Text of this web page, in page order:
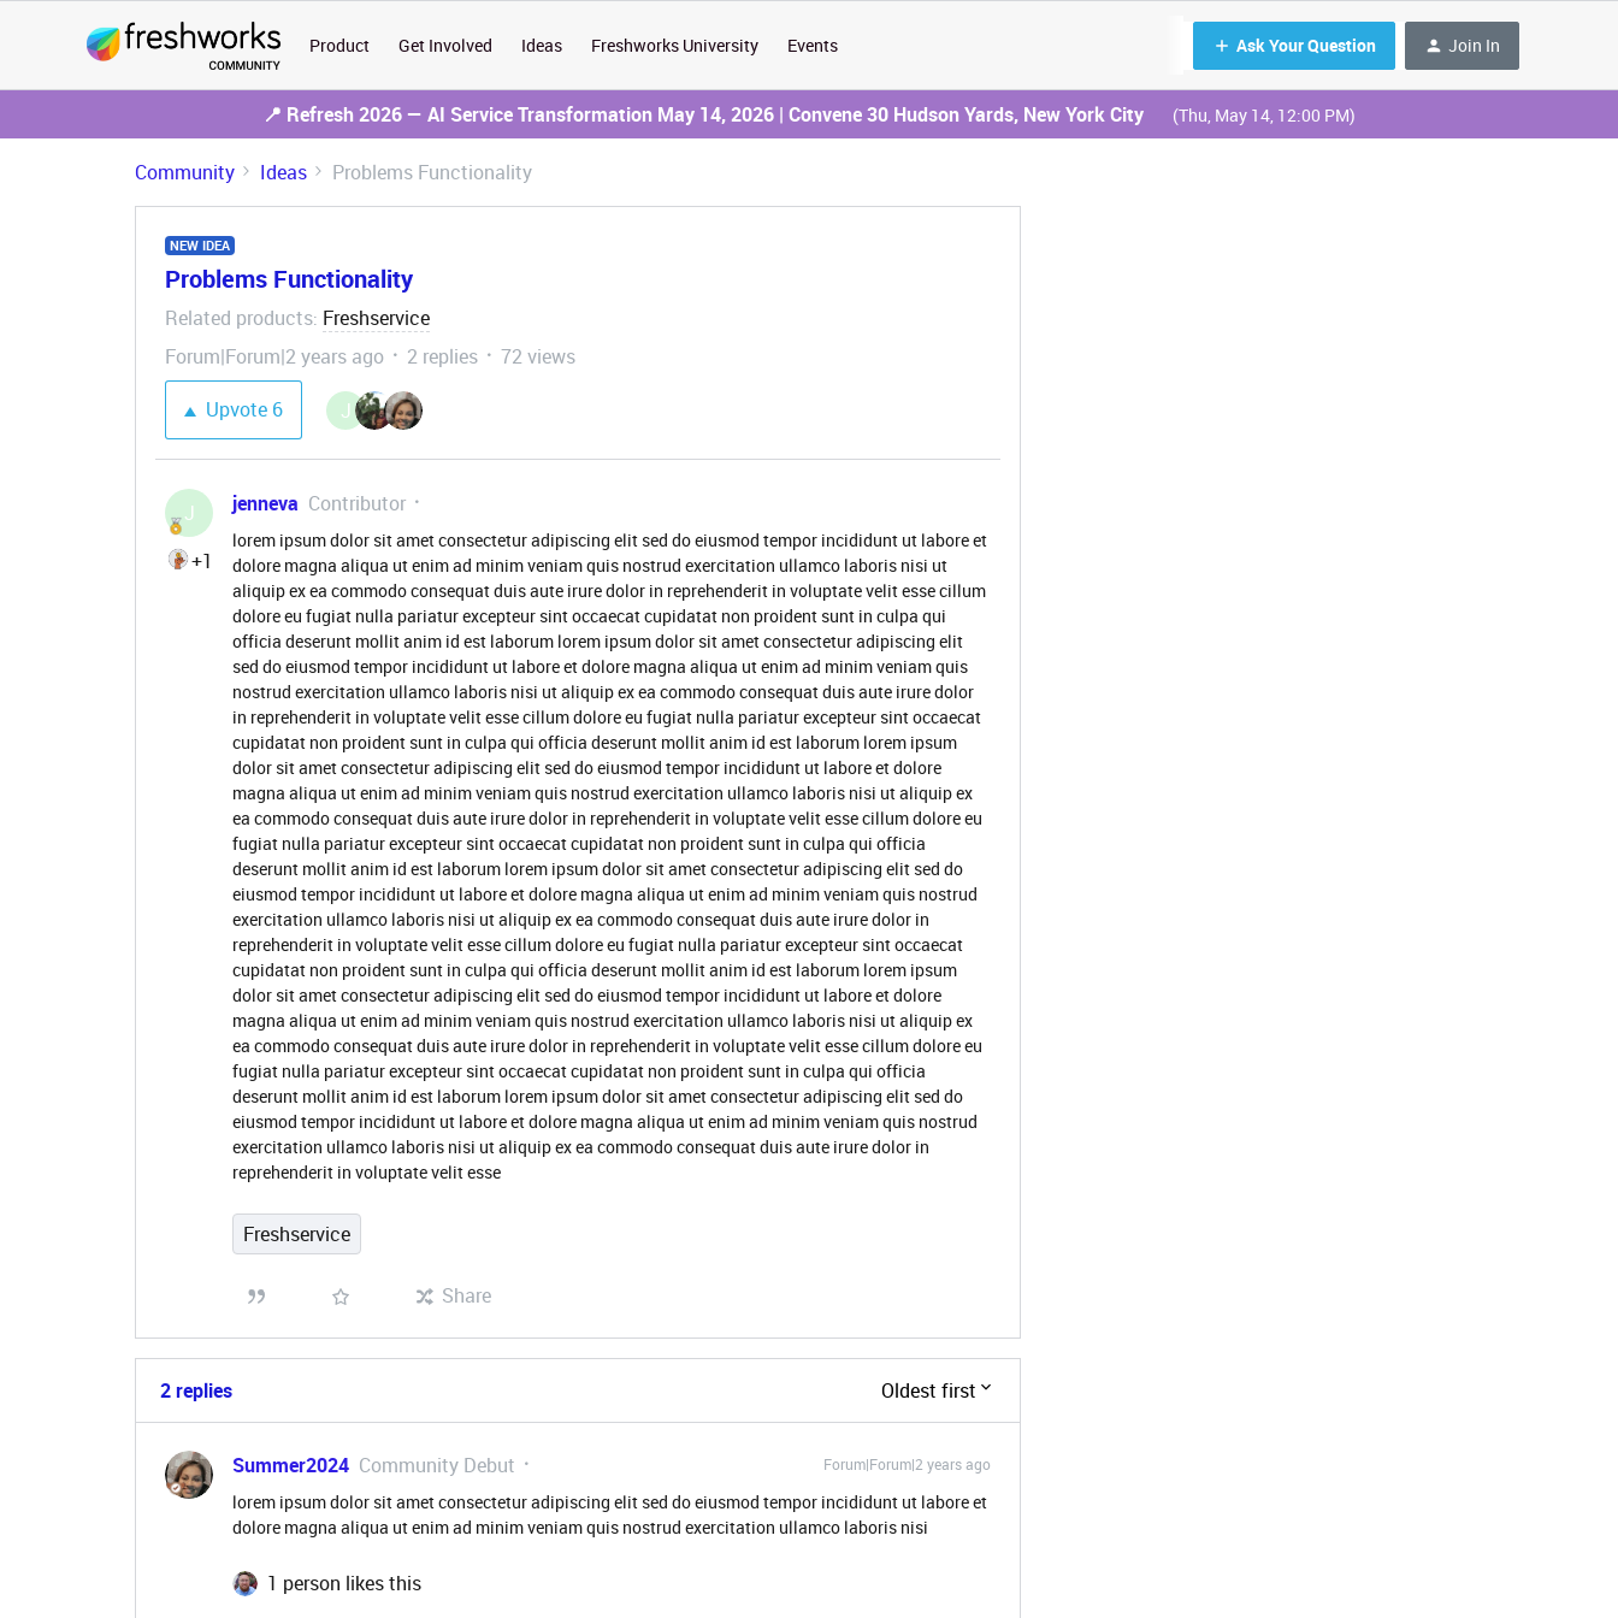
Product Get Involved Ideas Freshworks University Events Ask Your Question Join In
📍 Refresh 2026 — AI Service Transformation May 14, 2026 | Convene 30 Hudson Yards, New York City (Thu, May 14, 12:00 PM)
Community Ideas Problems Functionality
NEW IDEA
Problems Functionality
Related products: Freshservice
Forum|Forum|2 years ago
2 replies
72 views
Upvote 6 J
J
+1
jenneva Contributor
lorem ipsum dolor sit amet consectetur adipiscing elit sed do eiusmod tempor incididunt ut labore et
dolore magna aliqua ut enim ad minim veniam quis nostrud exercitation ullamco laboris nisi ut
aliquip ex ea commodo consequat duis aute irure dolor in reprehenderit in voluptate velit esse cillum
dolore eu fugiat nulla pariatur excepteur sint occaecat cupidatat non proident sunt in culpa qui
officia deserunt mollit anim id est laborum lorem ipsum dolor sit amet consectetur adipiscing elit
sed do eiusmod tempor incididunt ut labore et dolore magna aliqua ut enim ad minim veniam quis
nostrud exercitation ullamco laboris nisi ut aliquip ex ea commodo consequat duis aute irure dolor
in reprehenderit in voluptate velit esse cillum dolore eu fugiat nulla pariatur excepteur sint occaecat
cupidatat non proident sunt in culpa qui officia deserunt mollit anim id est laborum lorem ipsum
dolor sit amet consectetur adipiscing elit sed do eiusmod tempor incididunt ut labore et dolore
magna aliqua ut enim ad minim veniam quis nostrud exercitation ullamco laboris nisi ut aliquip ex
ea commodo consequat duis aute irure dolor in reprehenderit in voluptate velit esse cillum dolore eu
fugiat nulla pariatur excepteur sint occaecat cupidatat non proident sunt in culpa qui officia
deserunt mollit anim id est laborum lorem ipsum dolor sit amet consectetur adipiscing elit sed do
eiusmod tempor incididunt ut labore et dolore magna aliqua ut enim ad minim veniam quis nostrud
exercitation ullamco laboris nisi ut aliquip ex ea commodo consequat duis aute irure dolor in
reprehenderit in voluptate velit esse cillum dolore eu fugiat nulla pariatur excepteur sint occaecat
cupidatat non proident sunt in culpa qui officia deserunt mollit anim id est laborum lorem ipsum
dolor sit amet consectetur adipiscing elit sed do eiusmod tempor incididunt ut labore et dolore
magna aliqua ut enim ad minim veniam quis nostrud exercitation ullamco laboris nisi ut aliquip ex
ea commodo consequat duis aute irure dolor in reprehenderit in voluptate velit esse cillum dolore eu
fugiat nulla pariatur excepteur sint occaecat cupidatat non proident sunt in culpa qui officia
deserunt mollit anim id est laborum lorem ipsum dolor sit amet consectetur adipiscing elit sed do
eiusmod tempor incididunt ut labore et dolore magna aliqua ut enim ad minim veniam quis nostrud
exercitation ullamco laboris nisi ut aliquip ex ea commodo consequat duis aute irure dolor in
reprehenderit in voluptate velit esse
Freshservice
Share
2 replies Oldest first
Summer2024 Community Debut Forum|Forum|2 years ago
lorem ipsum dolor sit amet consectetur adipiscing elit sed do eiusmod tempor incididunt ut labore et
dolore magna aliqua ut enim ad minim veniam quis nostrud exercitation ullamco laboris nisi
1 person likes this